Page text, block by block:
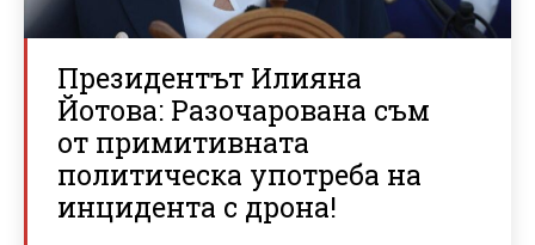
Президентът Илияна
Йотова: Разочарована съм
от примитивната
политическа употреба на
инцидента с дрона!